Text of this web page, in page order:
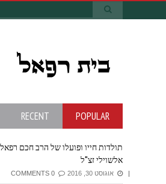
POPULAR
RECENT
תולדות חייו ופועלו של הרב חכם רפאל
אלשוילי זצ"ל
אוגוסט 30, 2016